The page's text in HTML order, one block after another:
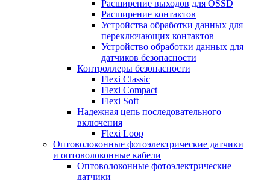
Расширение выходов для OSSD
Расширение контактов
Устройства обработки данных для
переключающих контактов
Устройство обработки данных для
датчиков безопасности
Контроллеры безопасности
Flexi Classic
Flexi Compact
Flexi Soft
Надежная цепь последовательного
включения
Flexi Loop
Оптоволоконные фотоэлектрические датчики
и оптоволоконные кабели
Оптоволоконные фотоэлектрические
датчики